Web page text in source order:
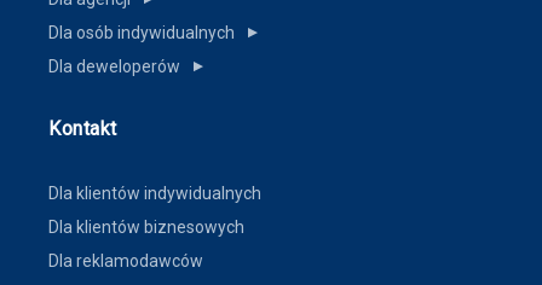
Dla osób indywidualnych ▼
Dla deweloperów ▼
Kontakt
Dla klientów indywidualnych
Dla klientów biznesowych
Dla reklamodawców